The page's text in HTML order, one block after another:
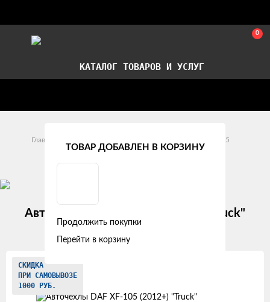
0
КАТАЛОГ ТОВАРОВ И УСЛУГ
Главная
XF 105
DAF XF 105 (2012 +)
Авточехлы DAF XF-105 (2012+) "Truck"
жаккард, пиксели черные
Изображения
товаров
СКИДКА
ПРИ САМОВЫВОЗЕ
1000 РУБ.
ТОВАР ДОБАВЛЕН В КОРЗИНУ
Продолжить покупки
Перейти в корзину